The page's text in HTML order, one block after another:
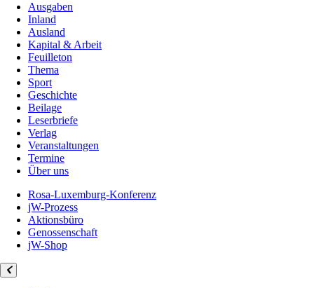
Ausgaben
Inland
Ausland
Kapital & Arbeit
Feuilleton
Thema
Sport
Geschichte
Beilage
Leserbriefe
Verlag
Veranstaltungen
Termine
Über uns
Rosa-Luxemburg-Konferenz
jW-Prozess
Aktionsbüro
Genossenschaft
jW-Shop